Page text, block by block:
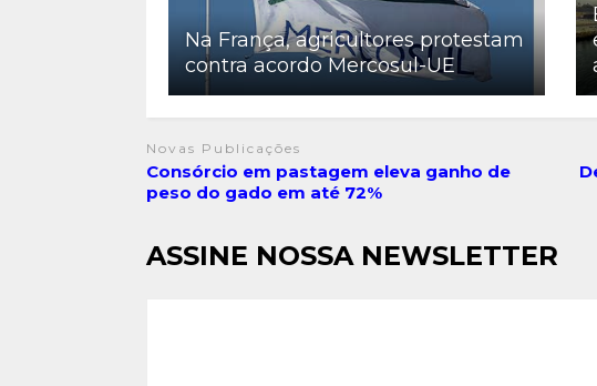
Na França, agricultores protestam
contra acordo Mercosul-UE
Novas Publicações
Consórcio em pastagem eleva ganho de
peso do gado em até 72%
ASSINE NOSSA NEWSLETTER